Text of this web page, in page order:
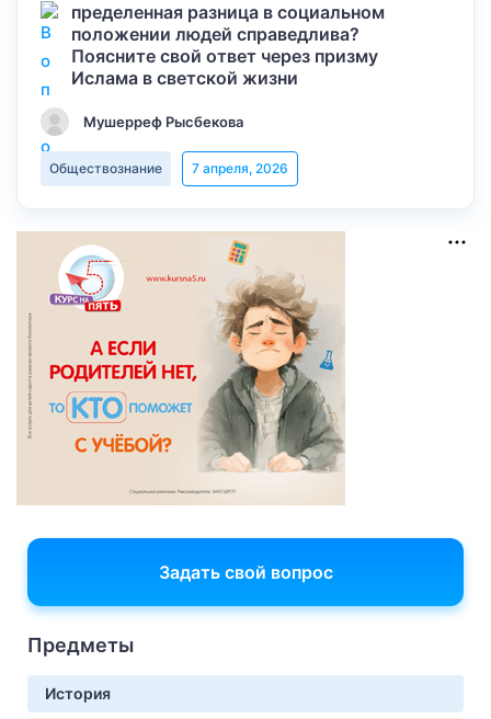
пределенная разница в социальном
положении людей справедлива?
Поясните свой ответ через призму
Ислама в светской жизни
Мушерреф Рысбекова
Обществознание 7 апреля, 2026
Задать свой вопрос
Предметы
История